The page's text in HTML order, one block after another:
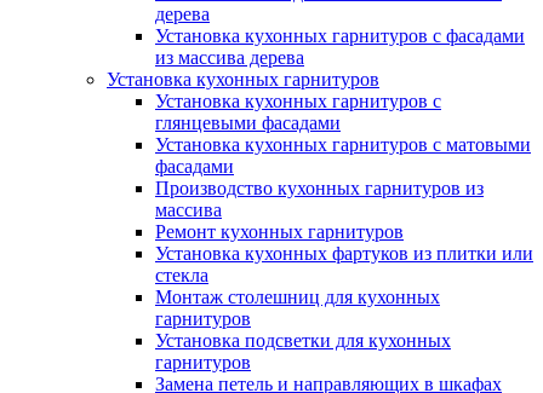
дерева
Установка кухонных гарнитуров с фасадами
из массива дерева
Установка кухонных гарнитуров
Установка кухонных гарнитуров с
глянцевыми фасадами
Установка кухонных гарнитуров с матовыми
фасадами
Производство кухонных гарнитуров из
массива
Ремонт кухонных гарнитуров
Установка кухонных фартуков из плитки или
стекла
Монтаж столешниц для кухонных
гарнитуров
Установка подсветки для кухонных
гарнитуров
Замена петель и направляющих в шкафах